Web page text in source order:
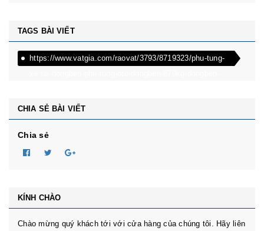
TAGS BÀI VIẾT
https://www.vatgia.com/raovat/3793/8719323/phu-tung-
CHIA SẺ BÀI VIẾT
Chia sẻ
KÍNH CHÀO
Chào mừng quý khách tới với cửa hàng của chúng tôi. Hãy liên